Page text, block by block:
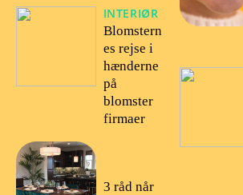
INTERIØR
Blomstern
es rejse i
hænderne
på
blomster
firmaer
3 råd når